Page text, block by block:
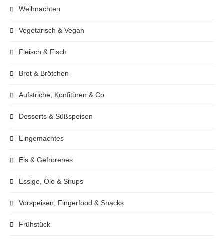
Weihnachten
Vegetarisch & Vegan
Fleisch & Fisch
Brot & Brötchen
Aufstriche, Konfitüren & Co.
Desserts & Süßspeisen
Eingemachtes
Eis & Gefrorenes
Essige, Öle & Sirups
Vorspeisen, Fingerfood & Snacks
Frühstück